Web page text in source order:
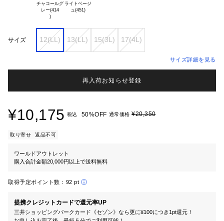
チャコールグ
レー(414
)
ライトベージ
サイズ 12(LL) 13(LL) 15(3L) 17(4L)
サイズ詳細を見る
再入荷お知らせ登録
¥10,175 税込 50%OFF 通常価格 ¥20,350
取り寄せ 返品不可
ワールドアウトレット
購入合計金額20,000円以上で送料無料
取得予定ポイント数： 92 pt
提携クレジットカードで還元率UP
三井ショッピングパークカード《セゾン》なら更に¥100につき1pt還元！